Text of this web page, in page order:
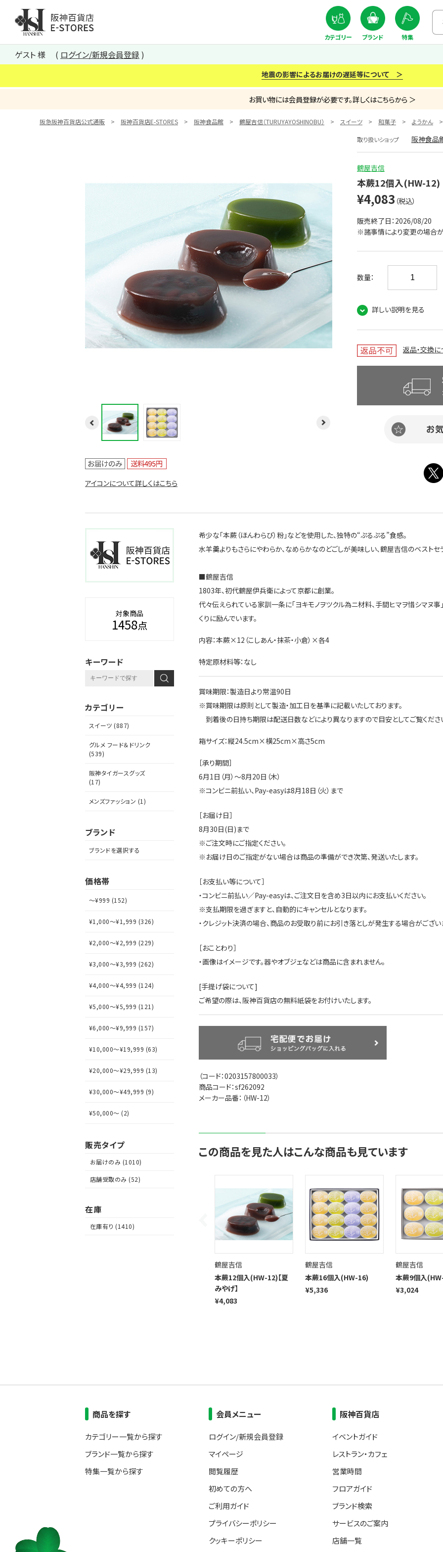
阪神百貨店E-STORES TOP
カテゴリー ブランド 特集
ゲスト 様 ログイン/新規会員登録
地震の影響によるお届けの遅延等について ＞
お買い物には会員登録が必要です。詳しくはこちらから ＞
阪急阪神百貨店公式通販 阪神百貨店E-STORES 阪神食品館 鶴屋吉信（TURUYAYOSHINOBU） スイーツ 和菓子 ようかん
アイコンについて詳しくはこちら
取り扱いショップ 阪神食品
鶴屋吉信
本蕨12個入(HW-12)
¥4,083 （税込）
販売終了日：2026/08/20
※諸事情により変更の場合が
数量：
詳しい説明を見る
返品・交換に
希少な「本蕨（ほんわらび）粉」などを使用した、独特の“ぷるぷる”食感。
水羊羹よりもさらにやわらか、なめらかなのどごしが美味しい、鶴屋吉信のベストセ
■鶴屋吉信
1803年、初代鶴屋伊兵衛によって京都に創業。
代々伝えられている家訓一条に「ヨキモノヲツクル為ニ材料、手間ヒマヲ惜シマヌ
くりに励んでいます。
内容：本蕨×12（こしあん・抹茶・小倉）×各4
特定原材料等：なし
賞味期限：製造日より常温90日
※賞味期限は原則として製造・加工日を基準に記載いたしております。
到着後の日持ち期限は配送日数などにより異なりますので目安としてご覧くださ
箱サイズ：縦24.5cm×横25cm×高さ5cm
［承り期間］
6月1日（月）～8月20日（木）
※コンビニ前払い、Pay-easyは8月18日（火）まで
［お届け日］
8月30日(日)まで
※ご注文時にご指定ください。
※お届け日のご指定がない場合は商品の準備ができ次第、発送いたします。
［お支払い等について］
・コンビニ前払い／Pay-easyは、ご注文日を含め3日以内にお支払いください。
※支払期限を過ぎますと、自動的にキャンセルとなります。
・クレジット決済の場合、商品のお受取り前にお引き落としが発生する場合がござい
［おことわり］
・画像はイメージです。器やオブジェなどは商品に含まれません。
[手提げ袋について]
ご希望の際は、阪神百貨店の無料紙袋をお付けいたします。
（コード：0203157800033）
商品コード：sf262092
メーカー品番：（HW-12）
この商品を見た人はこんな商品も見ています
鶴屋吉信
本蕨12個入(HW-12)【夏
みやげ】
¥4,083
鶴屋吉信
本蕨16個入(HW-16)
¥5,336
鶴屋吉信
本蕨9個入
¥3,024
対象商品
1458点
キーワード
カテゴリー
スイーツ (887)
グルメ フード＆ドリンク
(539)
阪神タイガースグッズ
(17)
メンズファッション (1)
ブランド
ブランドを選択する
価格帯
～¥999 (152)
¥1,000～¥1,999 (326)
¥2,000～¥2,999 (229)
¥3,000～¥3,999 (262)
¥4,000～¥4,999 (124)
¥5,000～¥5,999 (121)
¥6,000～¥9,999 (157)
¥10,000～¥19,999 (63)
¥20,000～¥29,999 (13)
¥30,000～¥49,999 (9)
¥50,000～ (2)
販売タイプ
お届けのみ (1010)
店舗受取のみ (52)
在庫
在庫有り (1410)
商品を探す
カテゴリー一覧から探す
ブランド一覧から探す
特集一覧から探す
会員メニュー
ログイン/新規会員登録
マイページ
閲覧履歴
初めての方へ
ご利用ガイド
プライバシーポリシー
クッキーポリシー
阪神百貨店
イベントガイド
レストラン・カフェ
営業時間
フロアガイド
ブランド検索
サービスのご案内
店舗一覧